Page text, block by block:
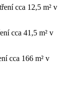
cca 12,5 m² v
cca 41,5 m² v
cca 166 m² v